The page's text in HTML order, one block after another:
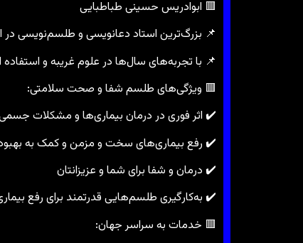
🟥 ابوادریس حسینی طباطبایی
📌 بزرگ‌ترین استاد دعانویسی و طلسم‌نویسی در
📌 با تجربه‌های سال‌ها در علوم غریبه و
🟥 ویژگی‌های طلسم شفا و صحت سلامتی:
✔️ اثر فوری در درمان بیماری‌ها و مشکلات
✔️ رفع بیماری‌های سخت و مزمن و کمک به
✔️ درمان و شفا برای شما و عزیزانتان
✔️ به‌کارگیری طلسم‌هایی قدرتمند برای رفع
🟥 خدمات به سراسر جهان: